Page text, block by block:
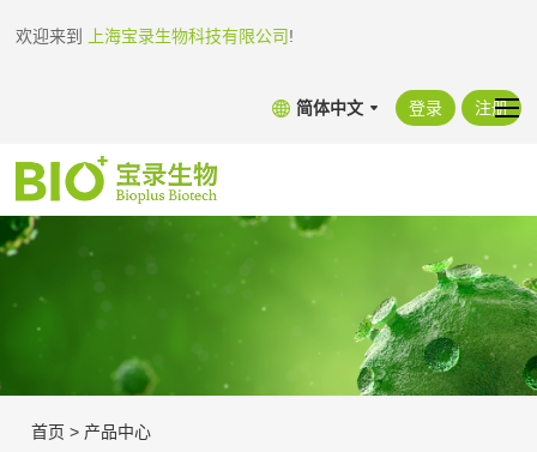
欢迎来到 上海宝录生物科技有限公司!
简体中文 登录 注册
首页 > 产品中心